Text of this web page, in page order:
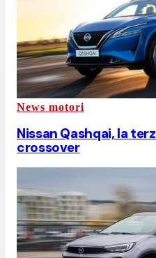
News motori
Nissan Qashqai, la
crossover